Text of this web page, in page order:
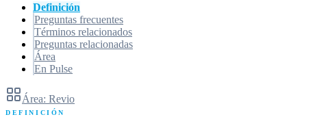
Definición
Preguntas frecuentes
Términos relacionados
Preguntas relacionadas
Área
En Pulse
Área: Revio
DEFINICIÓN